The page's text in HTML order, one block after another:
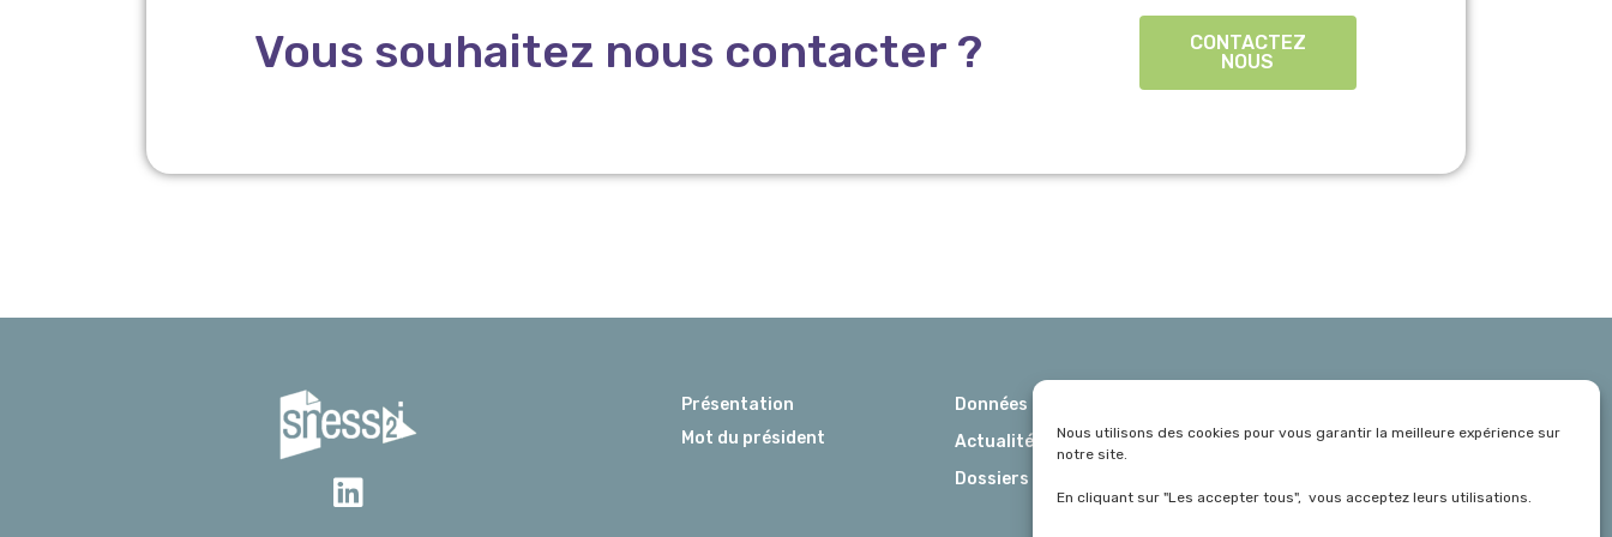
Nous utilisons des cookies pour vous garantir la meilleure expérience sur
notre site.
En cliquant sur "Les accepter tous", vous acceptez leurs utilisations.
Vous souhaitez nous contacter ?
CONTACTEZ
NOUS
Présentation
Mot du président
Données Marchés
Actualités
Dossiers
Contact